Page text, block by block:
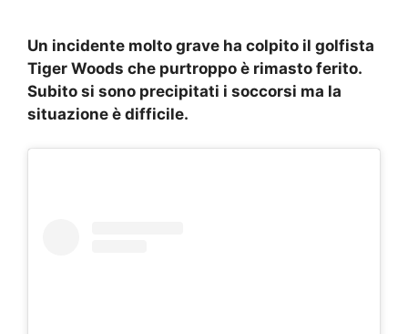
Un incidente molto grave ha colpito il golfista
Tiger Woods che purtroppo è rimasto ferito.
Subito si sono precipitati i soccorsi ma la
situazione è difficile.